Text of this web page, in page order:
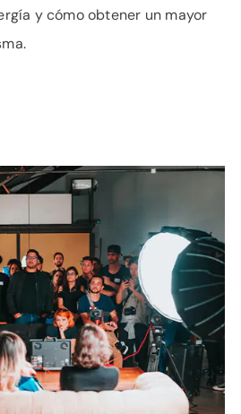
y cómo obtener un mayor